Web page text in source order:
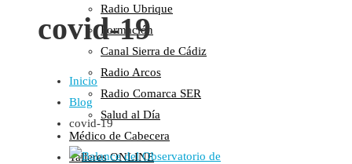
Radio
Guadalinfo Salud
Radio Guadalete
COPE Pontevedra
Salud en Radio Ubrique
Salud en Verano
Plataforma
Radio Ubrique
Formación
Canal Sierra de Cádiz
Radio Arcos
Radio Comarca SER
Salud al Día
Médico de Cabecera
Talleres ONLINE
covid-19
Inicio
Blog
covid-19